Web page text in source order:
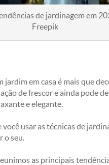
de jardinagem em
Freepik
jardim em casa é mais que
de frescor e ainda pode
e elegante.
usar as técnicas de
o seu.
as principais